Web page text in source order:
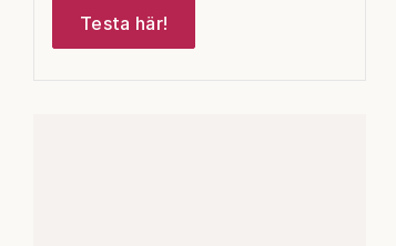
Testa här!